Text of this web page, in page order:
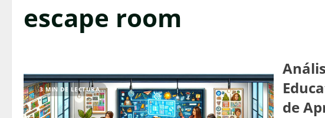
escape room
3 MIN DE LECTURA
de